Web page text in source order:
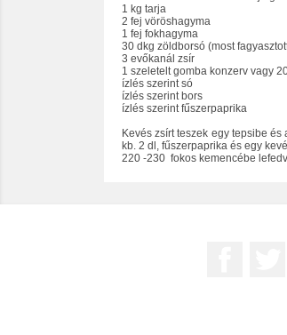
1 kg tarja
2 fej vöröshagyma
1 fej fokhagyma
30 dkg zöldborsó (most
3 evőkanál zsír
1 szeletelt gomba konzerv vagy
ízlés szerint só
ízlés szerint bors
ízlés szerint fűszerpaprika
Kevés zsírt teszek egy tepsibe
kb. 2 dl, fűszerpaprika és egy
220 -230 fokos kemencébe